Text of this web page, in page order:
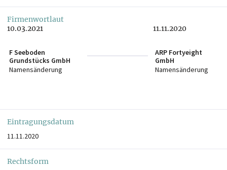
Firmenwortlaut
10.03.2021
F Seeboden
Grundstücks GmbH
Namensänderung
11.11.2020
ARP Fortyeight
GmbH
Namensänderung
Eintragungsdatum
11.11.2020
Rechtsform